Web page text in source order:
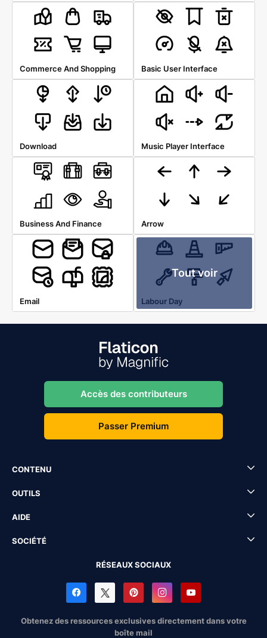
Commerce And Shopping Basic User Interface
Download Music Player Interface
Business And Finance Arrow
Email
Tout voir
Labour Day
Accès des contributeurs
Passer Premium
CONTENU
OUTILS
AIDE
SOCIÉTÉ
RÉSEAUX SOCIAUX
Obtenez des ressources exclusives directement dans votre
boîte mail